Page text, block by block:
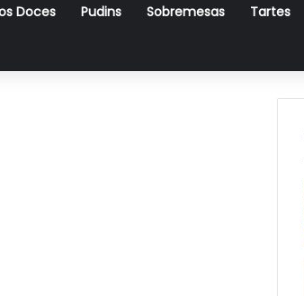
Doces Pudins Sobremesas Tartes